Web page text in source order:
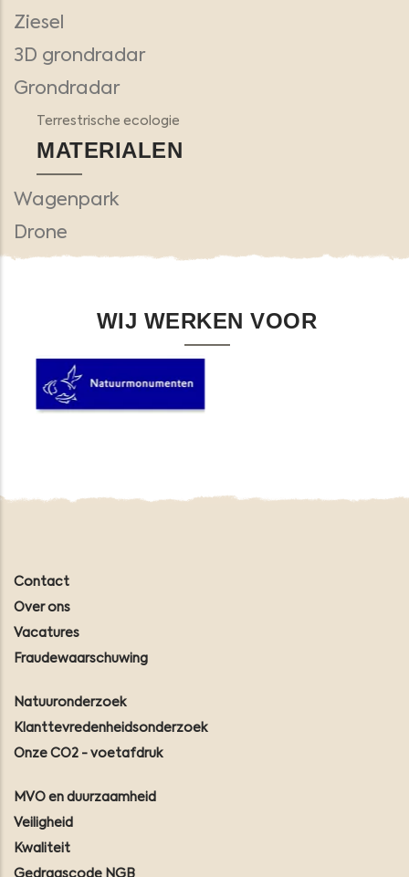
Ziesel
3D grondradar
Grondradar
Terrestrische ecologie
MATERIALEN
Wagenpark
Drone
WIJ WERKEN VOOR
Contact
Over ons
Vacatures
Fraudewaarschuwing
Natuuronderzoek
Klanttevredenheidsonderzoek
Onze CO2 - voetafdruk
MVO en duurzaamheid
Veiligheid
Kwaliteit
Gedragscode NGB